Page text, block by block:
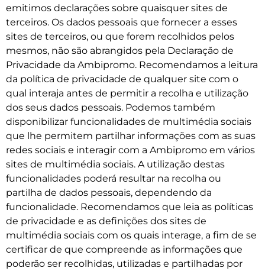
emitimos declarações sobre quaisquer sites de
terceiros. Os dados pessoais que fornecer a esses
sites de terceiros, ou que forem recolhidos pelos
mesmos, não são abrangidos pela Declaração de
Privacidade da Ambipromo. Recomendamos a leitura
da política de privacidade de qualquer site com o
qual interaja antes de permitir a recolha e utilização
dos seus dados pessoais. Podemos também
disponibilizar funcionalidades de multimédia sociais
que lhe permitem partilhar informações com as suas
redes sociais e interagir com a Ambipromo em vários
sites de multimédia sociais. A utilização destas
funcionalidades poderá resultar na recolha ou
partilha de dados pessoais, dependendo da
funcionalidade. Recomendamos que leia as políticas
de privacidade e as definições dos sites de
multimédia sociais com os quais interage, a fim de se
certificar de que compreende as informações que
poderão ser recolhidas, utilizadas e partilhadas por